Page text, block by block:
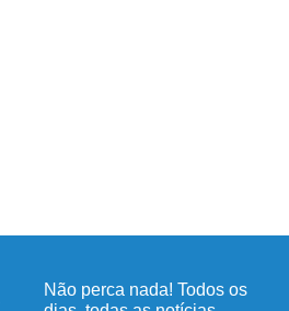
Não perca nada! Todos os